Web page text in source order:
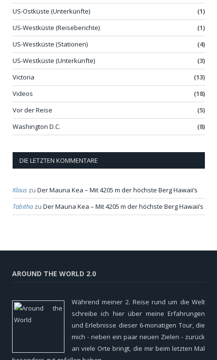
US-Ostküste (Unterkünfte)
(1)
US-Westküste (Reiseberichte)
(1)
US-Westküste (Stationen)
(4)
US-Westküste (Unterkünfte)
(3)
Victoria
(13)
Videos
(18)
Vor der Reise
(5)
Washington D.C.
(8)
DIE LETZTEN KOMMENTARE
Klaus zu Der Mauna Kea – Mit 4205 m der höchste Berg Hawaii’s
Tabitha zu Der Mauna Kea – Mit 4205 m der höchste Berg Hawaii’s
AROUND THE WORLD 2.0
Während meiner 2. Reise rund um die Welt
schreibe ich hier über meine Erfahrungen
und Erlebnisse dieser 6-monatigen Tour, die
mich - neben ein paar neuen Zielen - zurück
an viele Orte bringt, die mir beim letzten Mal